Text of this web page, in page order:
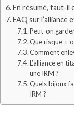
En résumé, faut-il
FAQ sur l’alliance
Peut-on
Que risque-t-
Comment
L’alliance en
une IRM ?
Quels bijoux
IRM ?